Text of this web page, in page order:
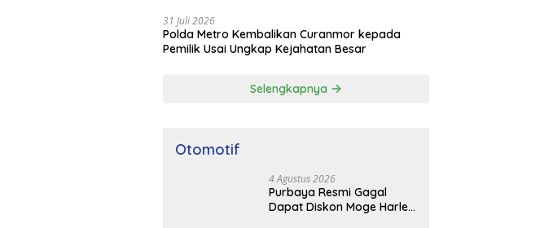
31 Juli 2026
Polda Metro Kembalikan Curanmor kepada
Pemilik Usai Ungkap Kejahatan Besar
Selengkapnya
Otomotif
4 Agustus 2026
Purbaya Resmi Gagal
Dapat Diskon Moge Harley